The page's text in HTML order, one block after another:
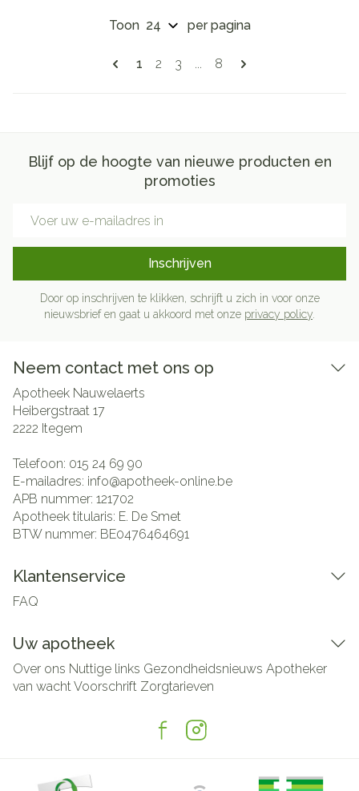
Pagina's
U lees momenteel pagina
1 Pagina
2 Pagina
3 ... Pagina
8
Toon per pagina
Blijf op de hoogte van nieuwe producten en
promoties
Inschrijven
Door op inschrijven te klikken, schrijft u zich in voor onze
nieuwsbrief en gaat u akkoord met onze privacy policy
Neem contact met ons op
Apotheek Nauwelaerts
Heibergstraat 17
2222 Itegem
Telefoon: 015 24 69 90
E-mailadres: info@apotheek-online.be
APB nummer: 121702
Apotheek titularis: E. De Smet
BTW nummer: BE0476464691
Klantenservice
FAQ
Uw apotheek
Over ons Nuttige links Gezondheidsnieuws Apotheker
van wachtVoorschrift Zorgtarieven